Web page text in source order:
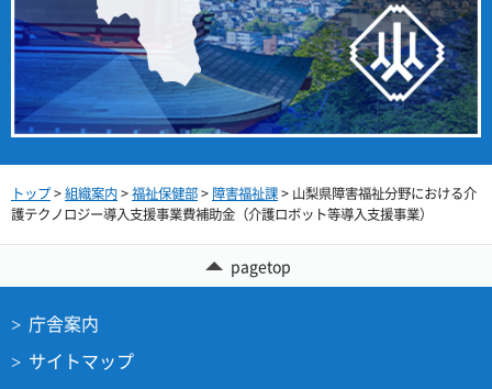
トップ>組織案内>福祉保健部> 障害福祉課> 山梨県障害福祉分野における介
護テクノロジー導入支援事業費補助金（介護ロボット等導入支援事業）
pagetop
庁舎案内
サイトマップ